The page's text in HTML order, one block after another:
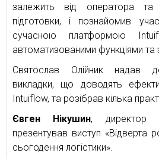
залежить від оператора та
підготовки, і познайомив
сучасною платформою
автоматизованими функціями та
Святослав Олійник надав
викладки, що доводять
Intuiflow, та розібрав кілька
Євген Нікушин, директор
презентував виступ «Відверта
сьогодення логістики».